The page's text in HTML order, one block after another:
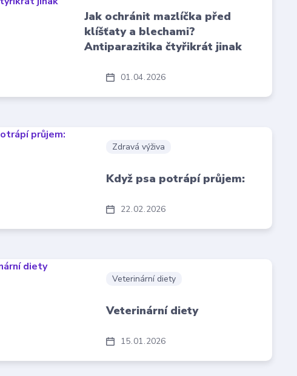
01 04 2026
Jak ochránit mazlíčka před
klíšťaty a blechami?
Antiparazitika čtyřikrát jinak
22 02 2026
Zdravá výživa
Když psa potrápí průjem:
15 01 2026
Veterinární diety
Veterinární diety